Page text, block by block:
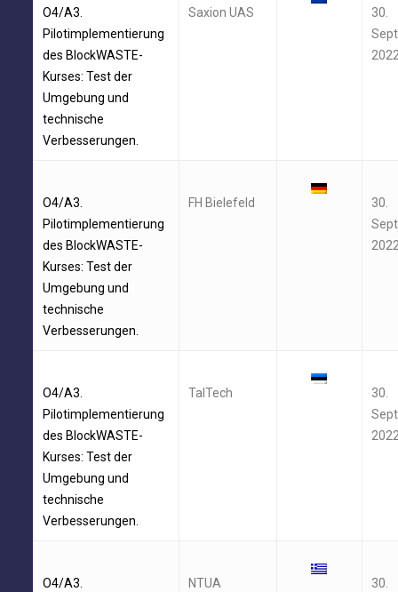
O4/A3.
Pilotimplementierung
des BlockWASTE-
Kurses: Test der
Umgebung und
technische
Verbesserungen.
Saxion UAS
30.
O4/A3.
Pilotimplementierung
des BlockWASTE-
Kurses: Test der
Umgebung und
technische
Verbesserungen.
FH Bielefeld
30.
O4/A3.
Pilotimplementierung
des BlockWASTE-
Kurses: Test der
Umgebung und
technische
Verbesserungen.
TalTech
30.
O4/A3.
NTUA
30.